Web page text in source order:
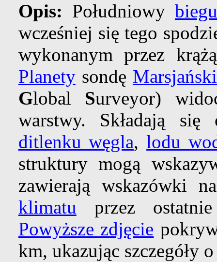
Opis: Południowy
wcześniej się tego
wykonanym przez
Planetysondę
Global Surveyor)
warstwy. Składają
ditlenku węgla,lodu
struktury mogą
zawierają wskazówki
klimatu przez
Powyższe zdjęcie
km, ukazując szczegóły